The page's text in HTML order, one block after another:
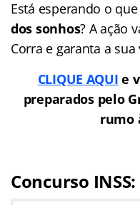
Está esperando o
dos sonhos? A ação
Corra e garanta a sua
CLIQUE AQUI e
preparados pelo
rumo
Concurso